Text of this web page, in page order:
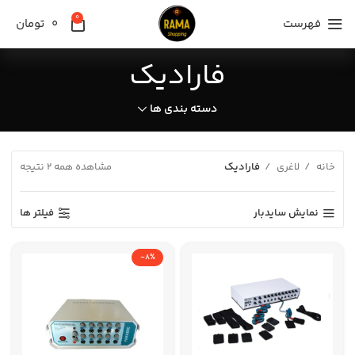
فهرست 0
0 تومان
فارادیک
دسته بندی ها
خانه لاغری فارادیک مشاهده همه 2 نتیجه
نمایش سایدبار فیلتر ها
-8%